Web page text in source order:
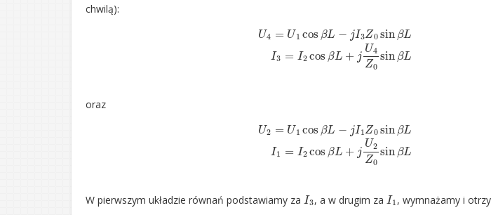
chwilą):
βL 3Z 0sinβL =I2 cosβL +jU
oraz
βL 1Z 0sinβL =I2 cosβL +jU
W pierwszym układzie równań podstawiamy za
I3
, a w drugim za
I1
, wymnażamy i